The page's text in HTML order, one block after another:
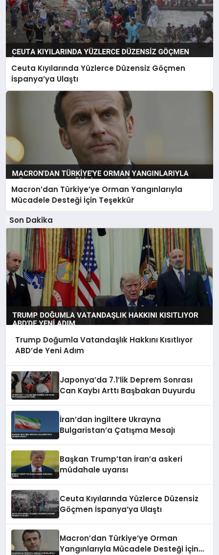
Ceuta Kıyılarında Yüzlerce Düzensiz Göçmen
İspanya’ya Ulaştı
Macron’dan Türkiye’ye Orman Yangınlarıyla
Mücadele Desteği İçin Teşekkür
Son Dakika
Trump Doğumla Vatandaşlık Hakkını Kısıtlıyor
ABD’de Yeni Adım
Japonya’da 7.1’lik Deprem Sonrası
Can Kaybı Arttı Başbakan Duyurdu
İran’dan İngiltere Ukrayna
Bulgaristan’a Çatışma Mesajı
Başkan Trump’tan İran’a askeri
müdahale uyarısı
Ceuta Kıyılarında Yüzlerce Düzensiz
Göçmen İspanya’ya Ulaştı
Macron’dan Türkiye’ye Orman
Yangınlarıyla Mücadele Desteği İçin